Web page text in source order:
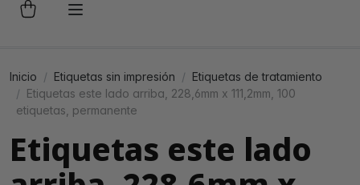
Inicio Etiquetas sin impresión
Etiquetas de tratamiento
Etiquetas este lado arriba, 228,6mm x 111,2mm, 100
etiquetas, permanente
Etiquetas este lado